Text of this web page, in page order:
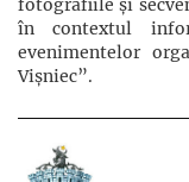
fotografiile și
în contextul
evenimentelor
Vișniec”.